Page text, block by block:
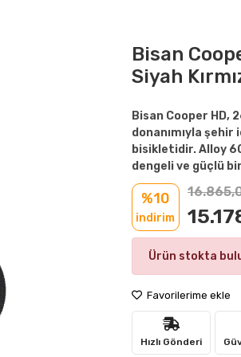
Bisan
Siyah
Bisan Cooper
donanımıyla
bisikletidir. Alloy
dengeli ve güçlü
%10
indirim
Ürün stokta
Favorilerime ekle
Hızlı Gönderi